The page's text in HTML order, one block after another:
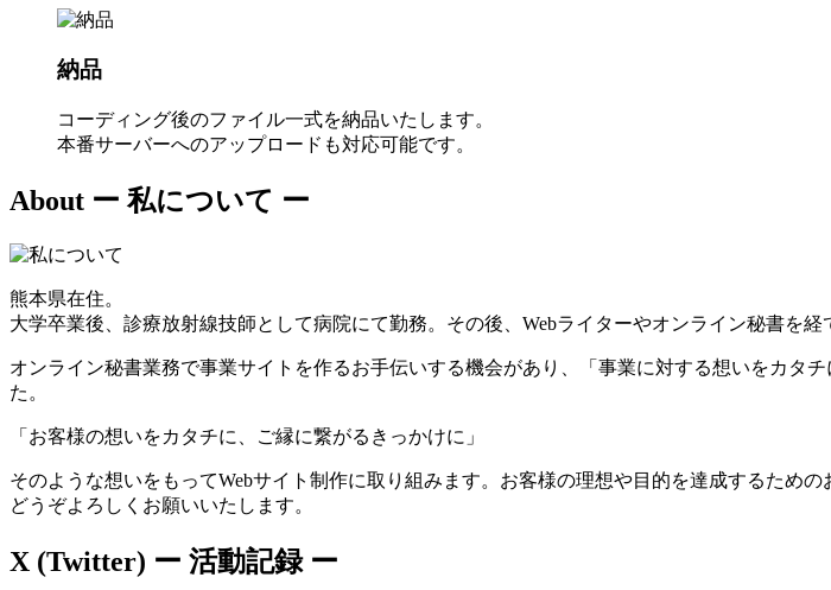
納品
コーディング後のファイル一式を納品いたします。
本番サーバーへのアップロードも対応可能です。
About ー 私について ー
熊本県在住。
大学卒業後、診療放射線技師として病院にて勤務。その後、Webライターやオンライン秘書を
オンライン秘書業務で事業サイトを作るお手伝いする機会があり、「事業に対する想いをカタ
た。
「お客様の想いをカタチに、ご縁に繋がるきっかけに」
そのような想いをもってWebサイト制作に取り組みます。お客様の理想や目的を達成するための
どうぞよろしくお願いいたします。
X (Twitter) ー 活動記録 ー